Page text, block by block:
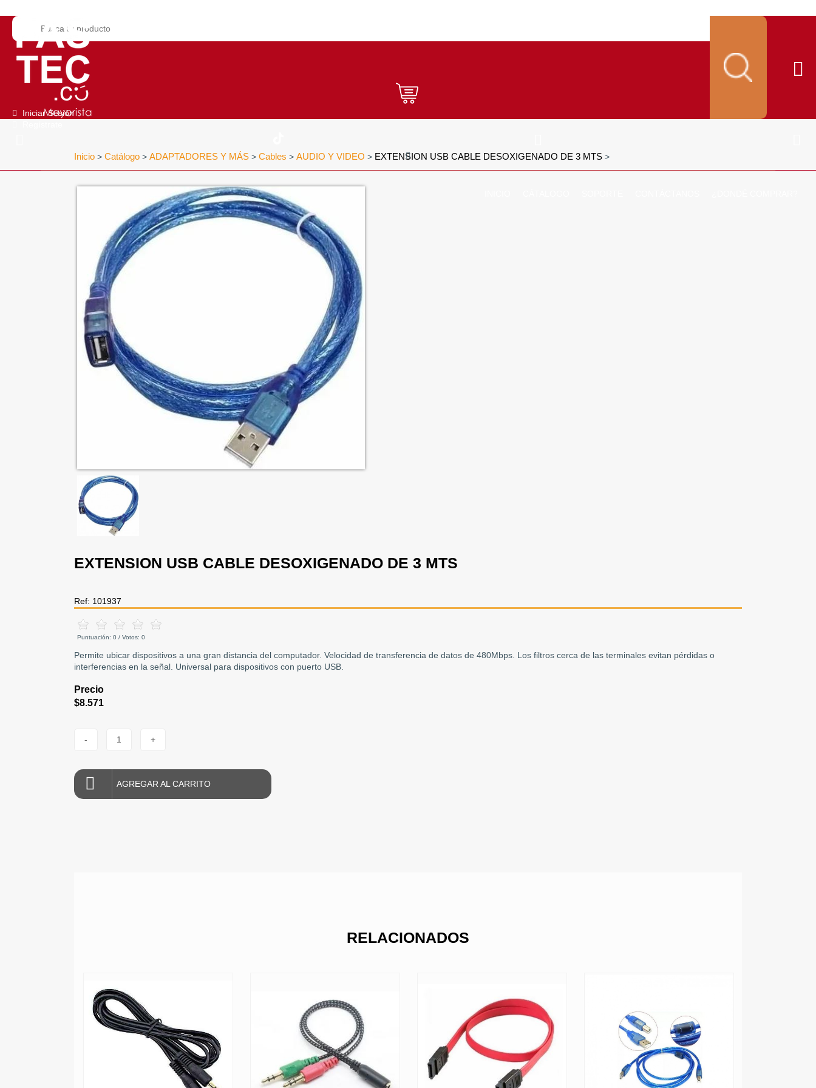
Iniciar Sesión
Inicio > Catálogo > ADAPTADORES Y MÁS > Cables > AUDIO Y VIDEO > EXTENSION USB CABLE DESOXIGENADO DE 3 MTS >
EXTENSION USB CABLE DESOXIGENADO DE 3 MTS
Ref: 101937
Puntuación: 0 / Votos: 0
Permite ubicar dispositivos a una gran distancia del computador. Velocidad de transferencia de datos de 480Mbps. Los filtros cerca de las terminales evitan pérdidas o
interferencias en la señal. Universal para dispositivos con puerto USB.
Precio
$8.571
- 1 +
AGREGAR AL CARRITO
RELACIONADOS